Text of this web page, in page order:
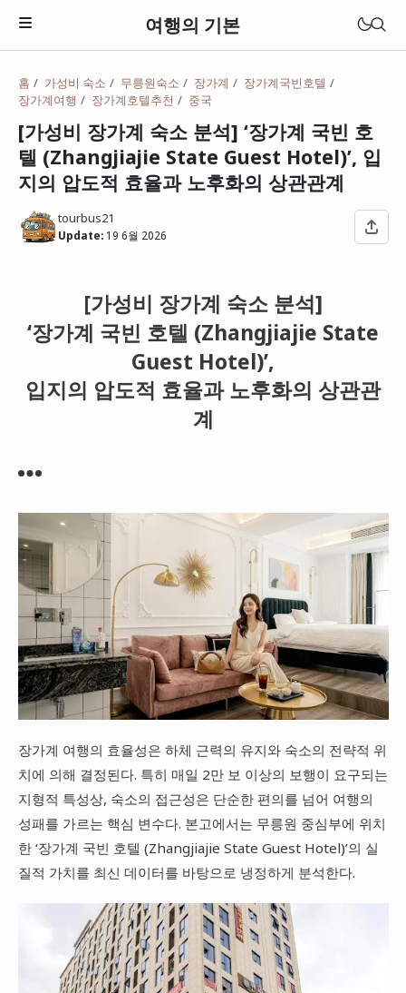
여행의 기본
일본
태국
스위스
스페인
홈 가성비 숙소 무릉원숙소 장가계
장가계국빈호텔
장가계여행
장가계호텔추천 중국
[가성비 장가계 숙소 분석] ‘장가계 국빈 호
텔 (Zhangjiajie State Guest Hotel)’, 입
지의 압도적 효율과 노후화의 상관관계
tourbus21
Update: 19 6월 2026
[가성비 장가계 숙소 분석]
‘장가계 국빈 호텔 (Zhangjiajie State
Guest Hotel)’,
입지의 압도적 효율과 노후화의 상관관
계
장가계 여행의 효율성은 하체 근력의 유지와 숙소의 전략적 위
치에 의해 결정된다. 특히 매일 2만 보 이상의 보행이 요구되는
지형적 특성상, 숙소의 접근성은 단순한 편의를 넘어 여행의
성패를 가르는 핵심 변수다. 본고에서는 무릉원 중심부에 위치
한 ‘장가계 국빈 호텔 (Zhangjiajie State Guest Hotel)’의 실
질적 가치를 최신 데이터를 바탕으로 냉정하게 분석한다.